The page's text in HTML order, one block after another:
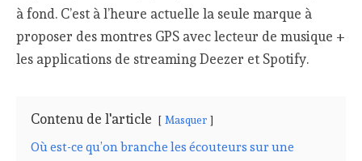
à fond. C’est à l’heure actuelle la seule marque à
proposer des montres GPS avec lecteur de musique +
les applications de streaming Deezer et Spotify.
Contenu de l'article Masquer
Où est-ce qu’on branche les écouteurs sur une